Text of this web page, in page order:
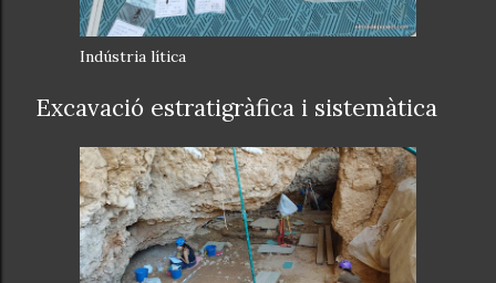
Indústria lítica
Excavació estratigràfica i sistemàtica